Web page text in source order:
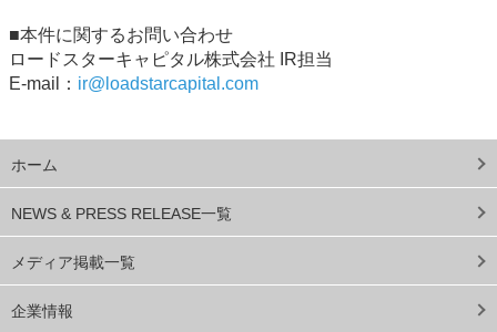
ホーム
NEWS & PRESS RELEASE一覧
メディア掲載一覧
企業情報
■本件に関するお問い合わせ
ロードスターキャピタル株式会社 IR担当
E-mail： ir@loadstarcapital.com